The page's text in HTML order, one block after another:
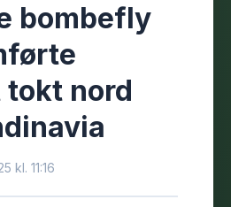
bombefly
nord
kl. 11:16